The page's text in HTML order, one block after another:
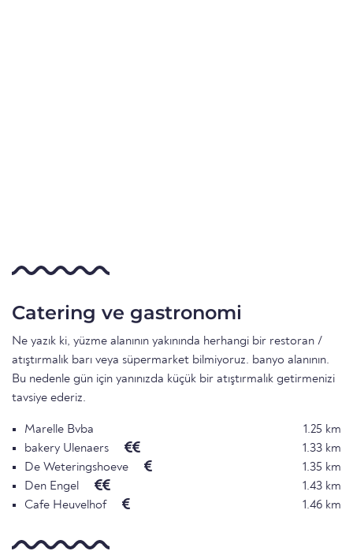
Catering ve gastronomi
Ne yazık ki, yüzme alanının yakınında herhangi bir restoran /
atıştırmalık barı veya süpermarket bilmiyoruz. banyo alanının.
Bu nedenle gün için yanınızda küçük bir atıştırmalık getirmenizi
tavsiye ederiz.
Marelle Bvba
1.25 km
bakery Ulenaers
1.33 km
De Weteringshoeve
1.35 km
Den Engel
1.43 km
Cafe Heuvelhof
1.46 km